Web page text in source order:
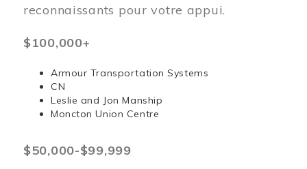
reconnaissants pour votre appui.
$100,000+
Armour Transportation Systems
CN
Leslie and Jon Manship
Moncton Union Centre
$50,000-$99,999